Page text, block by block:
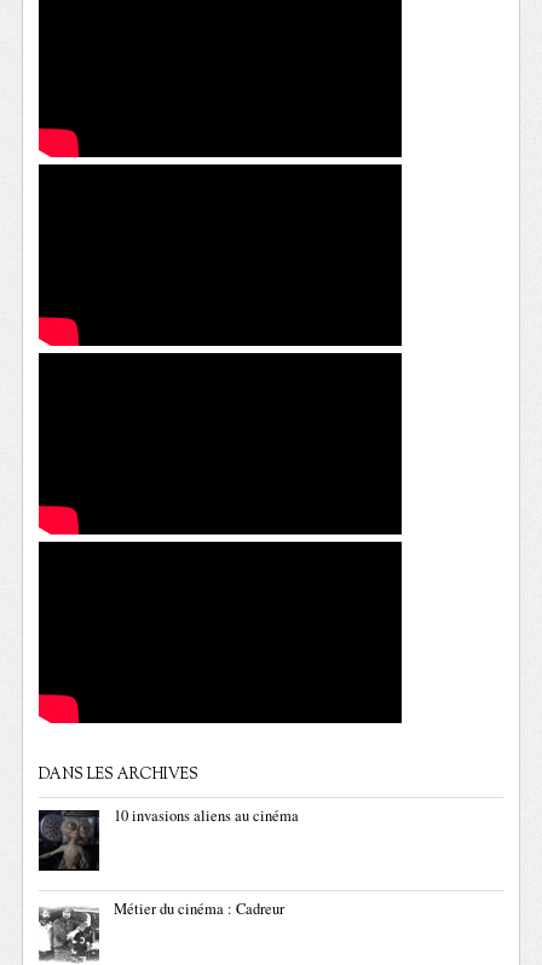
DANS LES ARCHIVES
10 invasions aliens au cinéma
Métier du cinéma : Cadreur